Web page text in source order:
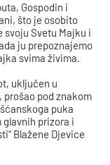
Gospodin i
što je osobito
svoju Svetu Majku i
ju prepoznajemo
svima živima.
uključen u
pod znakom
puka
glavnih prizora i
Blažene Djevice